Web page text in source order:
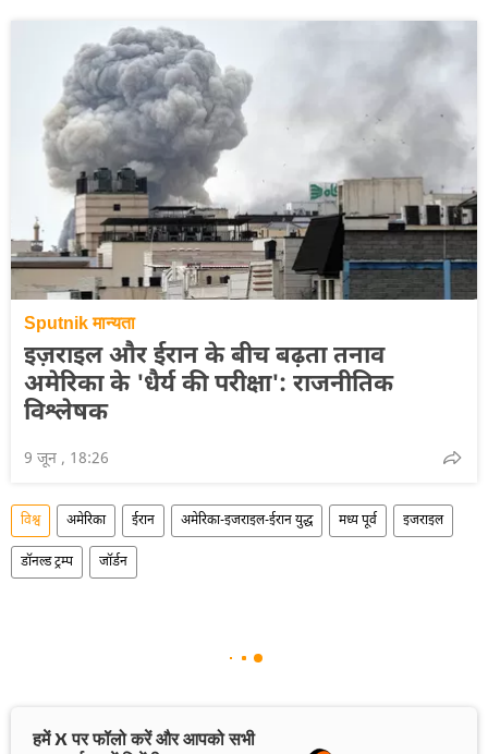
Sputnik मान्यता
इज़राइल और ईरान के बीच बढ़ता तनाव
अमेरिका के 'धैर्य की परीक्षा': राजनीतिक
विश्लेषक
9 जून , 18:26
विश्व अमेरिका ईरान अमेरिका-इजराइल-ईरान युद्ध मध्य पूर्व इजराइल
डॉनल्ड ट्रम्प जॉर्डन
हमें X पर फॉलो करें और आपको सभी